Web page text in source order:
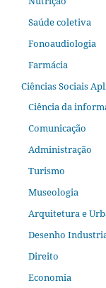
Saúde coletiva
Fonoaudiologia
Farmácia
Ciências Sociais
Ciência da
Comunicação
Administração
Turismo
Museologia
Arquitetura e
Desenho
Direito
Economia